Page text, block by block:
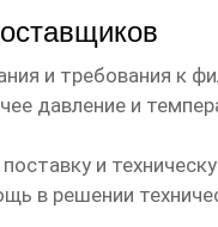
и требования к
давление и
и
в решении